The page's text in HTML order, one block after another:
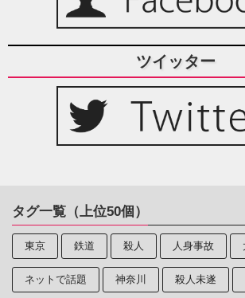
ツイッター
タグ一覧（上位50個）
東京 鉄道 殺人 人身事故
ネットで話題 神奈川 殺人未遂